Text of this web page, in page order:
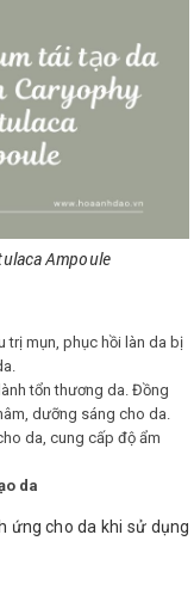
Ampoule
trị mụn, phục hồi làn da bị
tổn thương da. Đồng
dưỡng sáng cho da.
da, cung cấp độ ẩm
da
ứng cho da khi sử dụng